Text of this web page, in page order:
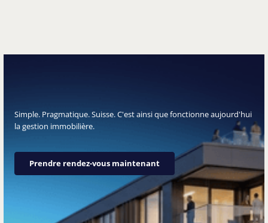
Simple. Pragmatique. Suisse. C'est ainsi que fonctionne aujourd'hui
la gestion immobilière.
Prendre rendez-vous maintenant
Prendre rendez-vous maintenant